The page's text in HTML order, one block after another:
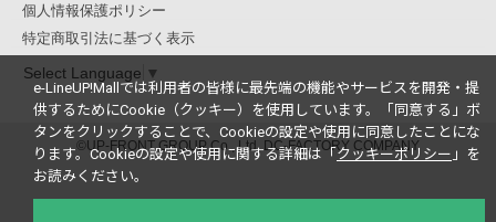
個人情報保護ポリシー
特定商取引法に基づく表示
Select Language ▼
©UP-FRONT GROUP Co., Ltd. DC-FACTORY COMPANY
e-LineUP!Mallでは利用者の皆様に最先端の機能やサービスを開発・提
供するためにCookie（クッキー）を使用しています。
「同意する」ボ
タンをクリックすることで、Cookieの設定や使用に同意したことにな
ります。Cookieの設定や使用に関する詳細は「 クッキーポリシー 」を
お読みください。